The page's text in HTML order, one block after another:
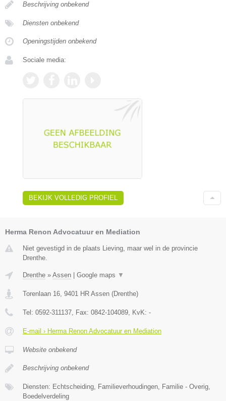
Beschrijving onbekend
Diensten onbekend
Openingstijden onbekend
Sociale media:
BEKIJK VOLLEDIG PROFIEL
Herma Renon Advocatuur en Mediation
Niet gevestigd in de plaats Lieving, maar wel in de provincie
Drenthe.
Drenthe » Assen Google maps ▼
Torenlaan 16 9401 HR Assen (Drenthe)
Tel: 0592-311137 , Fax: 0842-104089 , KvK: -
E-mail › Herma Renon Advocatuur en Mediation
Website onbekend
Beschrijving onbekend
Diensten: Echtscheiding, Familieverhoudingen, Familie - Overig,
Boedelverdeling